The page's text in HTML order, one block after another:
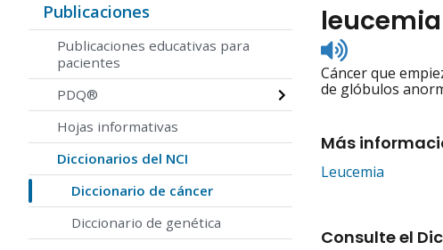
Publicaciones
Publicaciones educativas para
pacientes
PDQ®
Hojas informativas
Diccionarios del NCI
Diccionario de cáncer
Diccionario de genética
leucemia
Listen
to
pronunciation
Cáncer que
de glóbulos
Más
Leucemia
Consulte el